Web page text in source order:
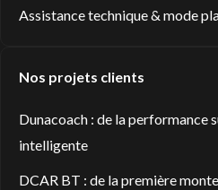
Assistance technique & mode
Nos projets clients
Dunacoach : de la performance
intelligente
DCAR BT : de la première